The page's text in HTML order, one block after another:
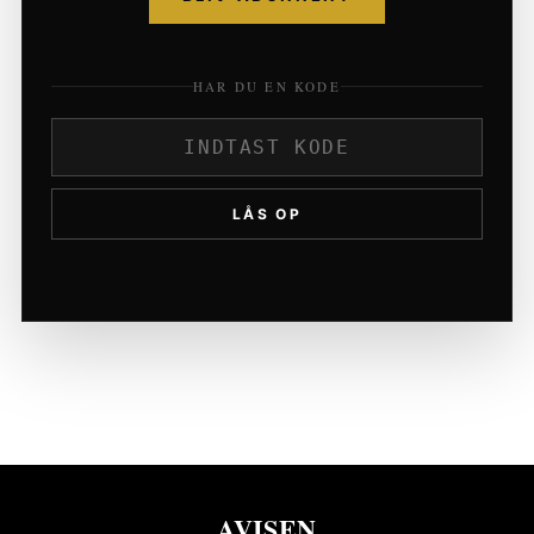
HAR DU EN KODE
LÅS OP